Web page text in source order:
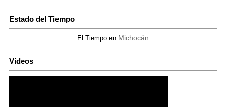
Estado del Tiempo
El Tiempo en Michocán
Videos